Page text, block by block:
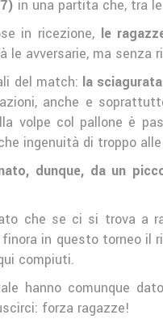
in una partita che, tra
in ricezione, le
avversarie, ma senza
del match: la
anche e
volpe col pallone è
ingenuità di troppo
dunque, da un
che se ci si trova a
in questo torneo il
compiuti.
hanno comunque
forza ragazze!